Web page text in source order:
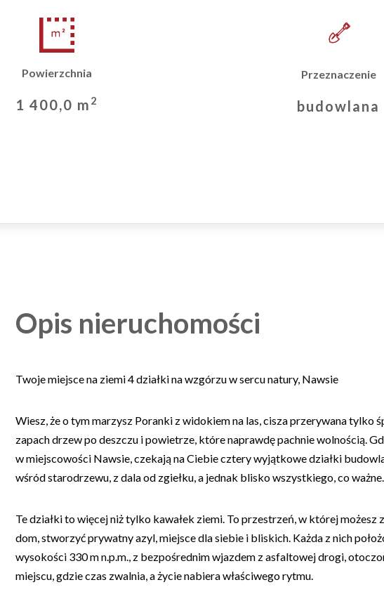
Powierzchnia
1 400,0 m 2
Przeznaczenie
budowlana
Opis nieruchomości
Twoje miejsce na ziemi 4 działki na wzgórzu w sercu natury, Nawsie
Wiesz, że o tym marzysz Poranki z widokiem na las, cisza przerywana tylko
zapach drzew po deszczu i powietrze, które naprawdę pachnie wolnością.
w miejscowości Nawsie, czekają na Ciebie cztery wyjątkowe działki
wśród starodrzewu, z dala od zgiełku, a jednak blisko wszystkiego, co ważne.
Te działki to więcej niż tylko kawałek ziemi. To przestrzeń, w której możesz
dom, stworzyć prywatny azyl, miejsce dla siebie i bliskich. Każda z nich
wysokości 330 m n.p.m., z bezpośrednim wjazdem z asfaltowej drogi,
miejscu, gdzie czas zwalnia, a życie nabiera właściwego rytmu.